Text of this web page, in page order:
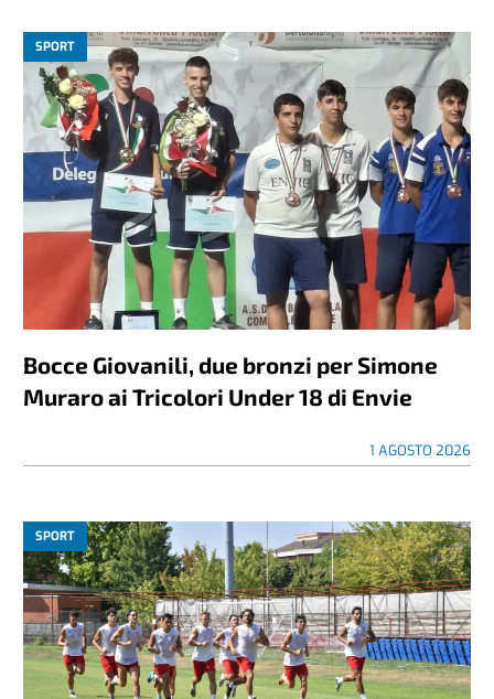
SPORT
Bocce Giovanili, due bronzi per Simone
Muraro ai Tricolori Under 18 di Envie
1 AGOSTO 2026
SPORT